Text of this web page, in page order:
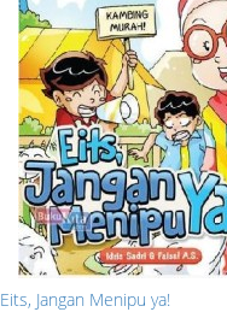
Eits, Jangan Menipu ya!